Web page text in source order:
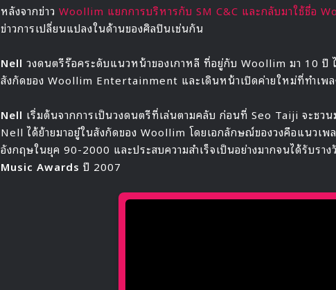
หลังจากข่าว Woollim แยกการบริหารกับ SM C&C และกลับมาใช้ชื่อ
ข่าวการเปลี่ยนแปลงในด้านของศิลปินเช่นกัน
Nell วงดนตรีร๊อคระดับแนวหน้าของเกาหลี ที่อยู่กับ Woollim มา 10 ปี
สังกัดของ Woollim Entertainment และเดินหน้าเปิดค่ายใหม่ที่ทำเพ
Nell เริ่มต้นจากการเป็นวงดนตรีที่เล่นตามคลับ ก่อนที่ Seo Taiji จะชว
Nell ได้ย้ายมาอยู๋ในสังกัดของ Woollim โดยเอกลักษณ์ของวงคือแนวเ
อังกฤษในยุค 90-2000 และประสบความสำเร็จเป็นอย่างมากจนได้รับราง
Music Awards ปี 2007